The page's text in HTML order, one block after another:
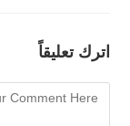
اترك تعليقاً